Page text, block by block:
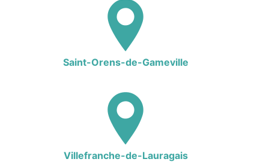
Saint-Orens-de-Gameville
Villefranche-de-Lauragais